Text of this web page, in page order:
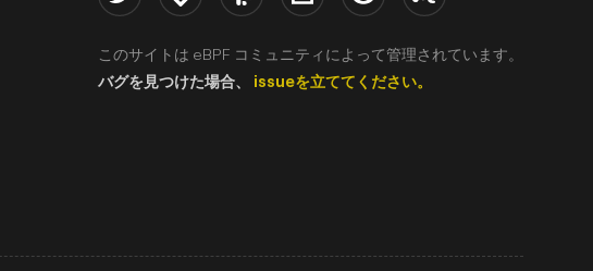
このサイトは eBPF コミュニティによって管理されています。
バグを見つけた場合、 issueを立ててください。